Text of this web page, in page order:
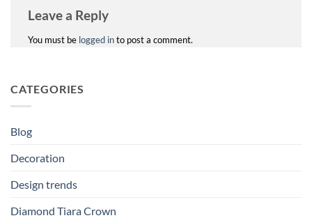
Leave a Reply
You must be logged into post a comment.
CATEGORIES
Blog
Decoration
Design trends
Diamond Tiara Crown